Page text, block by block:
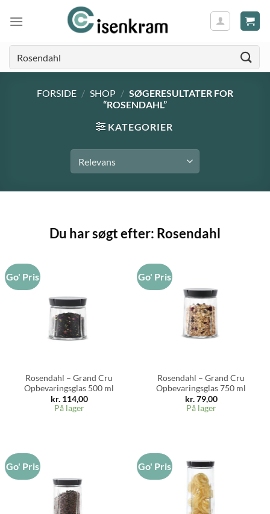
efter:
FORSIDE / SHOP / SØGERESULTATER FOR
“ROSENDAHL”
KATEGORIER
Du har søgt efter: Rosendahl
Go' Pris
Rosendahl – Grand Cru
Opbevaringsglas 500 ml
kr.114,00
På lager
Go' Pris
Rosendahl – Grand Cru
Opbevaringsglas 750 ml
kr.79,00
På lager
Go' Pris Go' Pris